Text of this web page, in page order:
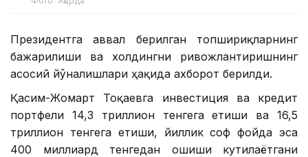
Президентга аввал берилган топшириқларнинг
бажарилиши ва холдингни ривожлантиришнинг
асосий йўналишлари ҳақида ахборот берилди.
Қасим-Жомарт Тоқаевга инвестиция ва кредит
портфели 14,3 триллион тенгега етиши ва 16,5
триллион тенгега етиши, йиллик соф фойда эса
400 миллиард тенгедан ошиши кутилаётгани